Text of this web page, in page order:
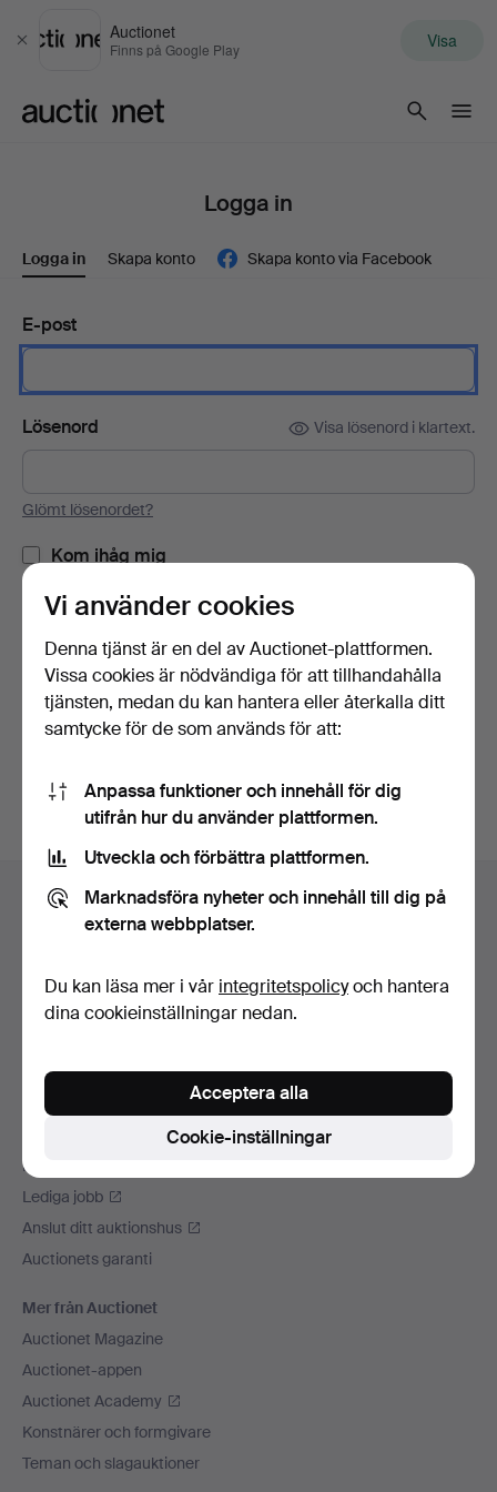
Stäng
Auctionet
Finns på Google Play Visa
Logga in
Logga in Skapa konto Skapa konto via Facebook
E-post
Lösenord Visa lösenord i klartext.
Glömt lösenordet?
Kom ihåg mig
Logga in
eller logga in via Facebook här
Sidfotsnavigation
Hjälp och kontakt
Kontakta support
Betalningsalternativ
Vi skickar med
Auctionet
Press
Lediga jobb
Anslut ditt auktionshus
Auctionets garanti
Mer från Auctionet
Auctionet Magazine
Auctionet-appen
Auctionet Academy
Konstnärer och formgivare
Teman och slagauktioner
Vi använder cookies
Denna tjänst är en del av Auctionet-plattformen.
Vissa cookies är nödvändiga för att tillhandahålla
tjänsten, medan du kan hantera eller återkalla ditt
samtycke för de som används för att:
Anpassa funktioner och innehåll för dig
utifrån hur du använder plattformen.
Utveckla och förbättra plattformen.
Marknadsföra nyheter och innehåll till dig på
externa webbplatser.
Du kan läsa mer i vår integritetspolicyoch hantera
dina cookieinställningar nedan.
Cookie-inställningar
Acceptera alla